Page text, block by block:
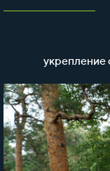
укрепление